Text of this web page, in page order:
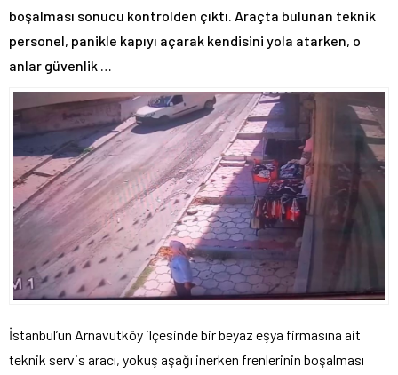
boşalması sonucu kontrolden çıktı. Araçta bulunan teknik
personel, panikle kapıyı açarak kendisini yola atarken, o
anlar güvenlik …
İstanbul’un Arnavutköy ilçesinde bir beyaz eşya firmasına ait
teknik servis aracı, yokuş aşağı inerken frenlerinin boşalması